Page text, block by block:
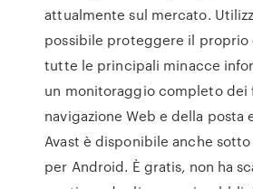
attualmente sul mercato.
possibile proteggere il proprio
tutte le principali minacce
un monitoraggio completo dei
navigazione Web e della posta
Avast è disponibile anche
per Android. È gratis, non ha